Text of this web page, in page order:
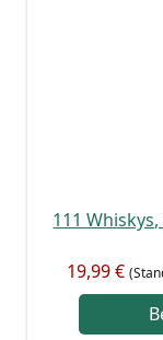
111
19,99 €